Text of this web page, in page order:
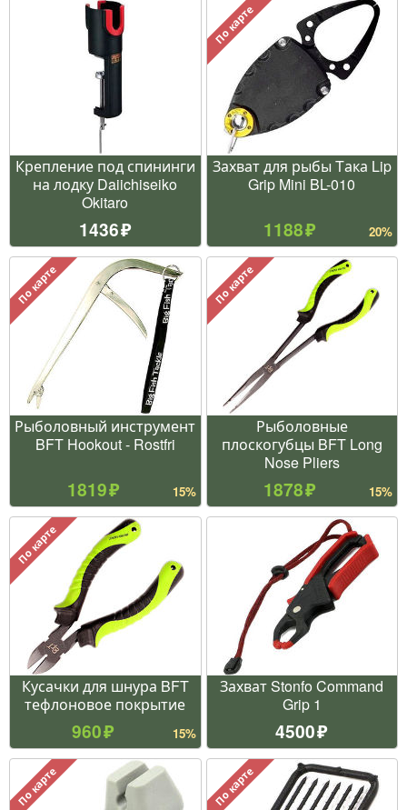
Крепление под спининги
на лодку Daiichiseiko
Okitaro
1436
По карте
Захват для рыбы Tака Lip
Grip Mini BL-010
1188 20%
По карте
Рыболовный инструмент
BFT Hookout - Rostfri
1819 15%
По карте
Рыболовные
плоскогубцы BFT Long
Nose Pliers
1878 15%
По карте
Кусачки для шнура BFT
тефлоновое покрытие
960 15%
Захват Stonfo Command
Grip 1
4500
По карте По карте